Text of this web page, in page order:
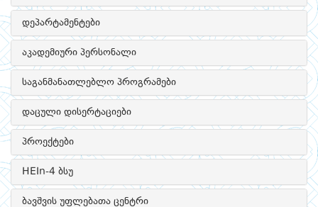
დეპარტამენტები
აკადემიური პერსონალი
საგანმანათლებლო პროგრამები
დაცული დისერტაციები
პროექტები
HEIn-4 ბსუ
ბავშვის უფლებათა ცენტრი